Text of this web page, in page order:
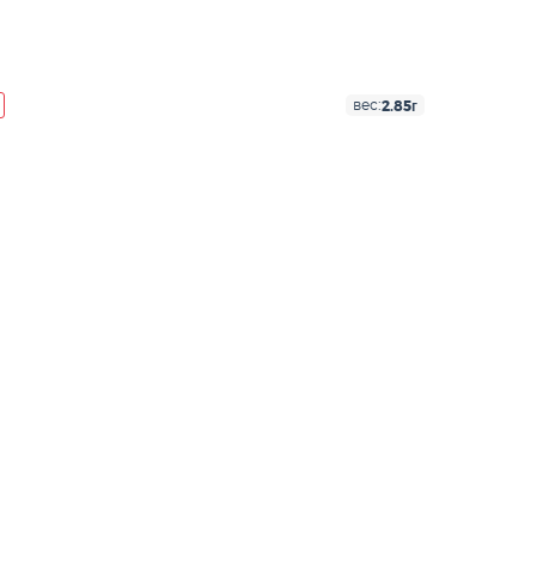
вес:2.85г